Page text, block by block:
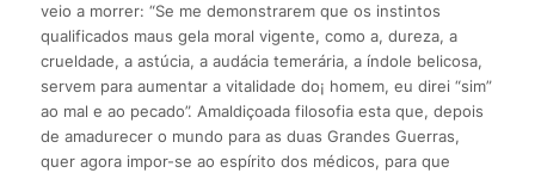
veio a morrer: “Se me demonstrarem que os instintos
qualificados maus gela moral vigente, como a, dureza, a
crueldade, a astúcia, a audácia temerária, a índole belicosa,
servem para aumentar a vitalidade do¡ homem, eu direi “sim”
ao mal e ao pecado”. Amaldiçoada filosofia esta que, depois
de amadurecer o mundo para as duas Grandes Guerras,
quer agora impor-se ao espírito dos médicos, para que